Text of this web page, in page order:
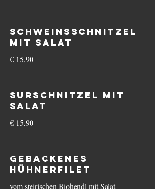
Schweinsschnitzel
mit Salat
€ 15,90
Surschnitzel mit
Salat
€ 15,90
Gebackenes
Hühnerfilet
vom steirischen Biohendl mit Salat